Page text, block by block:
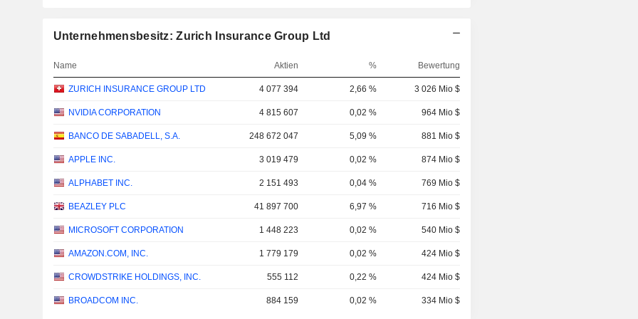
Unternehmensbesitz: Zurich Insurance Group Ltd
Name Aktien % Bewertung
ZURICH INSURANCE GROUP LTD 4 077 394 2,66 % 3 026 Mio $
NVIDIA CORPORATION 4 815 607 0,02 % 964 Mio $
BANCO DE SABADELL, S.A. 248 672 047 5,09 % 881 Mio $
APPLE INC. 3 019 479 0,02 % 874 Mio $
ALPHABET INC. 2 151 493 0,04 % 769 Mio $
BEAZLEY PLC 41 897 700 6,97 % 716 Mio $
MICROSOFT CORPORATION 1 448 223 0,02 % 540 Mio $
AMAZON.COM, INC. 1 779 179 0,02 % 424 Mio $
CROWDSTRIKE HOLDINGS, INC. 555 112 0,22 % 424 Mio $
BROADCOM INC. 884 159 0,02 % 334 Mio $